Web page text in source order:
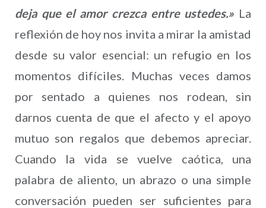
deja que el amor crezca entre ustedes.» La
reflexión de hoy nos invita a mirar la amistad
desde su valor esencial: un refugio en los
momentos difíciles. Muchas veces damos
por sentado a quienes nos rodean, sin
darnos cuenta de que el afecto y el apoyo
mutuo son regalos que debemos apreciar.
Cuando la vida se vuelve caótica, una
palabra de aliento, un abrazo o una simple
conversación pueden ser suficientes para